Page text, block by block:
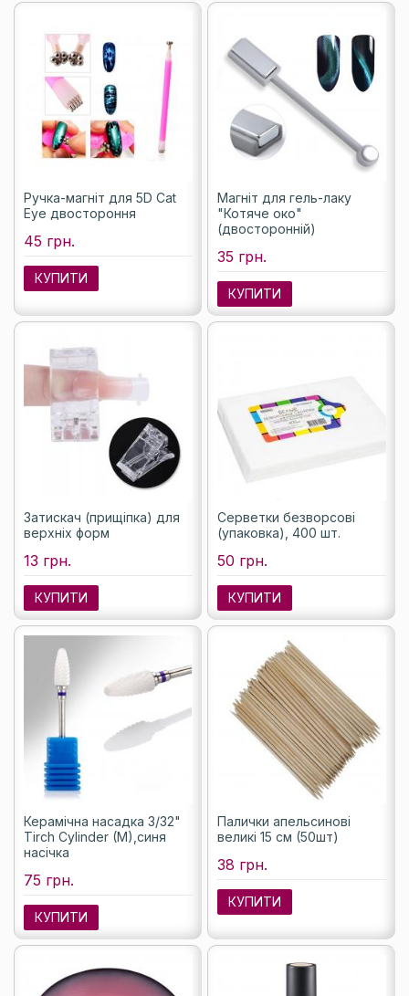
Ручка-магніт для 5D Cat
Eye двостороння
45 грн.
КУПИТИ
Магніт для гель-лаку
"Котяче око"
(двосторонній)
35 грн.
КУПИТИ
Затискач (прищіпка) для
верхніх форм
13 грн.
КУПИТИ
Серветки безворсові
(упаковка), 400 шт.
50 грн.
КУПИТИ
Керамічна насадка 3/32"
Tirch Cylinder (M),синя
насічка
75 грн.
КУПИТИ
Палички апельсинові
великі 15 см (50шт)
38 грн.
КУПИТИ